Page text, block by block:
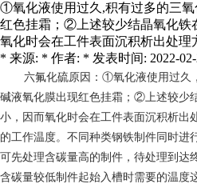
①氧化液使用过久,积有过多的三
红色挂霜；②上述较少结晶氧化铁
氧化时会在工件表面沉积析出处理
* 来源: * 作者: * 发表时间: 2022-
六氟化硫原因：①氧化液使用过久
碱液氧化膜出现红色挂霜；②上述较少
小，因而氧化时会在工件表面沉积析
的工作温度。不同种类钢铁制件同时进
可先处理含碳量高的制件，待处理到达
含碳量较低制件起始入槽时需要的温